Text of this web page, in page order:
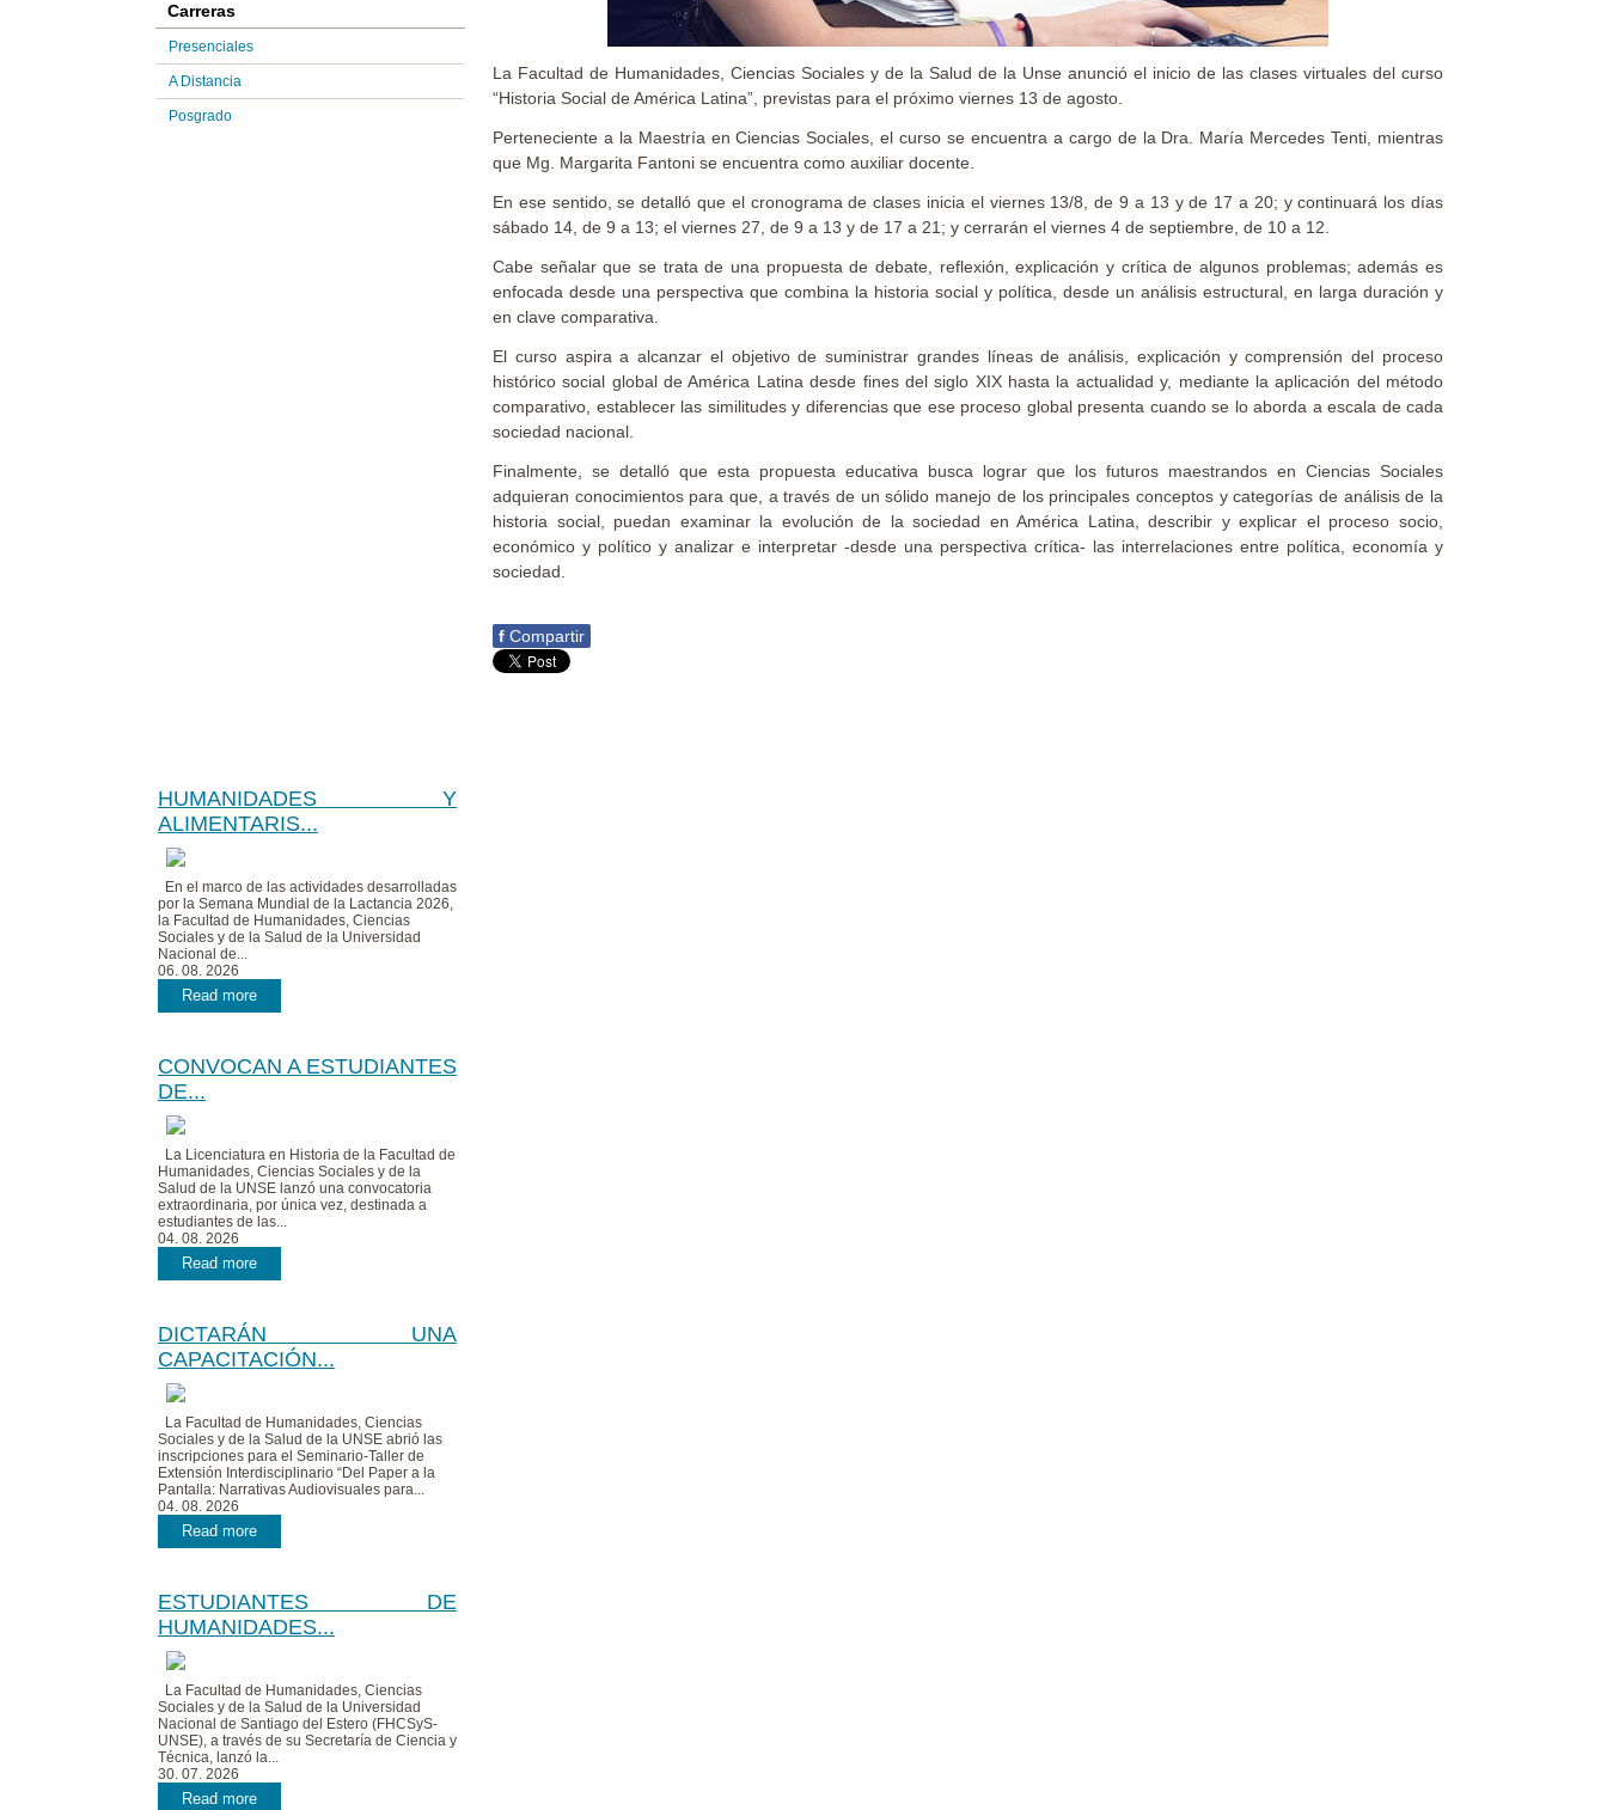
Carreras
Presenciales
A Distancia
Posgrado
La Facultad de Humanidades, Ciencias Sociales y de la Salud de la Unse anunció el inicio de las clases virtuales del curso
“Historia Social de América Latina”, previstas para el próximo viernes 13 de agosto.
Perteneciente a la Maestría en Ciencias Sociales, el curso se encuentra a cargo de la Dra. María Mercedes Tenti, mientras
que Mg. Margarita Fantoni se encuentra como auxiliar docente.
En ese sentido, se detalló que el cronograma de clases inicia el viernes 13/8, de 9 a 13 y de 17 a 20; y continuará los días
sábado 14, de 9 a 13; el viernes 27, de 9 a 13 y de 17 a 21; y cerrarán el viernes 4 de septiembre, de 10 a 12.
Cabe señalar que se trata de una propuesta de debate, reflexión, explicación y crítica de algunos problemas; además es
enfocada desde una perspectiva que combina la historia social y política, desde un análisis estructural, en larga duración y
en clave comparativa.
El curso aspira a alcanzar el objetivo de suministrar grandes líneas de análisis, explicación y comprensión del proceso
histórico social global de América Latina desde fines del siglo XIX hasta la actualidad y, mediante la aplicación del método
comparativo, establecer las similitudes y diferencias que ese proceso global presenta cuando se lo aborda a escala de cada
sociedad nacional.
Finalmente, se detalló que esta propuesta educativa busca lograr que los futuros maestrandos en Ciencias Sociales
adquieran conocimientos para que, a través de un sólido manejo de los principales conceptos y categorías de análisis de la
historia social, puedan examinar la evolución de la sociedad en América Latina, describir y explicar el proceso socio,
económico y político y analizar e interpretar -desde una perspectiva crítica- las interrelaciones entre política, economía y
sociedad.
f Compartir
HUMANIDADES Y
ALIMENTARIS...
En el marco de las actividades desarrolladas
por la Semana Mundial de la Lactancia 2026,
la Facultad de Humanidades, Ciencias
Sociales y de la Salud de la Universidad
Nacional de...
06. 08. 2026
Read more
CONVOCAN A ESTUDIANTES
DE...
La Licenciatura en Historia de la Facultad de
Humanidades, Ciencias Sociales y de la
Salud de la UNSE lanzó una convocatoria
extraordinaria, por única vez, destinada a
estudiantes de las...
04. 08. 2026
Read more
DICTARÁN UNA
CAPACITACIÓN...
La Facultad de Humanidades, Ciencias
Sociales y de la Salud de la UNSE abrió las
inscripciones para el Seminario-Taller de
Extensión Interdisciplinario “Del Paper a la
Pantalla: Narrativas Audiovisuales para...
04. 08. 2026
Read more
ESTUDIANTES DE
HUMANIDADES...
La Facultad de Humanidades, Ciencias
Sociales y de la Salud de la Universidad
Nacional de Santiago del Estero (FHCSyS-
UNSE), a través de su Secretaría de Ciencia y
Técnica, lanzó la...
30. 07. 2026
Read more